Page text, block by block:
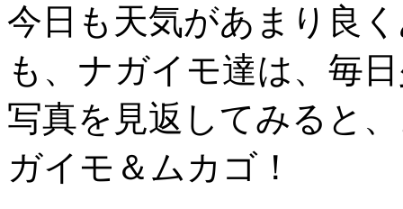
今日も天気があまり良
も、ナガイモ達は、毎
写真を見返してみると
ガイモ＆ムカゴ！